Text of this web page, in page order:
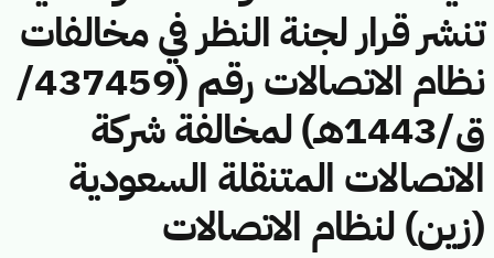
تنشر قرار لجنة النظر في مخالفات
نظام الاتصالات رقم (437459/
ق/1443هـ) لمخالفة شركة
الاتصالات المتنقلة السعودية
(زين) لنظام الاتصالات